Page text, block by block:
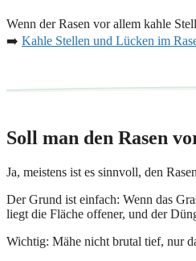
Wenn der Rasen vor allem kahle
➡️ Kahle Stellen und Lücken im
Soll man den Rasen
Ja, meistens ist es sinnvoll, den Rasen
Der Grund ist einfach: Wenn das
liegt die Fläche offener, und der
Wichtig: Mähe nicht brutal tief, nur